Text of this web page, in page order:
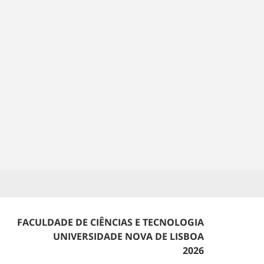
FACULDADE DE CIÊNCIAS E TECNOLOGIA
UNIVERSIDADE NOVA DE LISBOA
2026